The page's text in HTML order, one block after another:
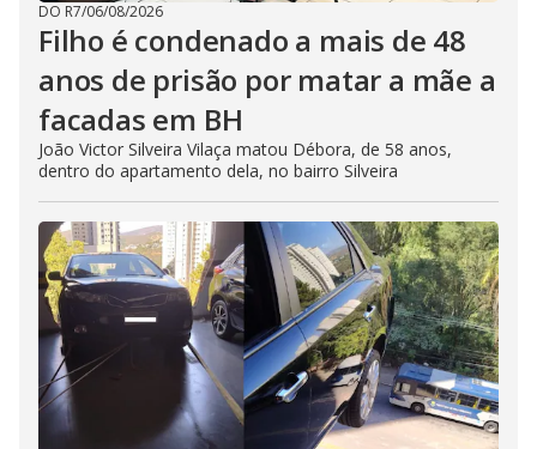
DO R7/06/08/2026
Filho é condenado a mais de 48
anos de prisão por matar a mãe a
facadas em BH
João Victor Silveira Vilaça matou Débora, de 58 anos,
dentro do apartamento dela, no bairro Silveira